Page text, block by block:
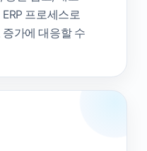
프로세스로
증가에 대응할 수